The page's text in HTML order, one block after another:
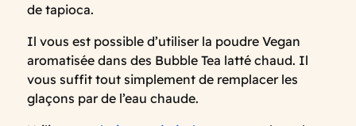
de tapioca.
Il vous est possible d’utiliser la poudre Vegan
aromatisée dans des Bubble Tea latté chaud. Il
vous suffit tout simplement de remplacer les
glaçons par de l’eau chaude.